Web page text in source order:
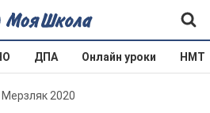
ДПА Онлайн уроки НМТ
Мерзляк 2020